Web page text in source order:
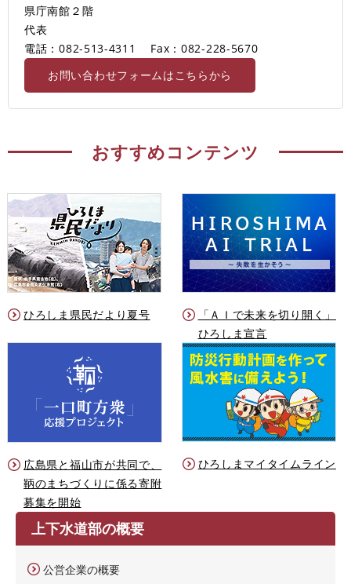
県庁南館２階
代表
電話：082-513-4311
Fax：082-228-5670
お問い合わせフォームはこちらから
おすすめコンテンツ
ひろしま県民だより夏号
「ＡＩで未来を切り開く」
ひろしま宣言
広島県と福山市が共同で、
鞆のまちづくりに係る寄附
募集を開始
ひろしまマイタイムライン
上下水道部の概要
公営企業の概要